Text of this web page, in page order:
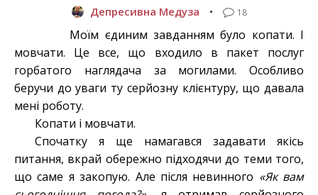
Депресивна Медуза • 18
Моїм єдиним завданням було копати. І
мовчати. Це все, що входило в пакет послуг
горбатого наглядача за могилами. Особливо
беручи до уваги ту серйозну клієнтуру, що давала
мені роботу.
Копати і мовчати.
Спочатку я ще намагався задавати якісь
питання, вкрай обережно підходячи до теми того,
що саме я закопую. Але після невинного «Як вам